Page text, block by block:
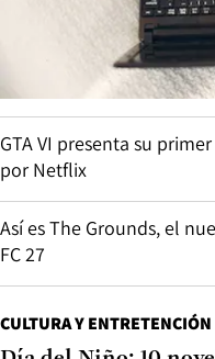
GTA VI presenta su
por Netflix
Así es The Grounds, el
FC 27
CULTURA Y ENTRETENCIÓN